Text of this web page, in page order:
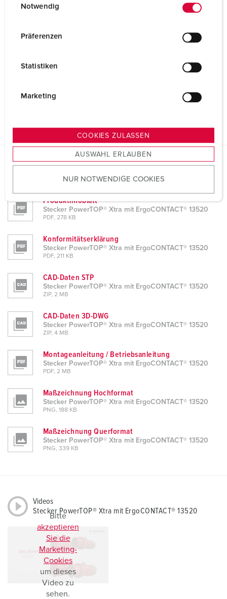
s
u
w
a
h
Notwendig
Präferenzen
Statistiken
Marketing
COOKIES ZULASSEN
AUSWAHL ERLAUBEN
NUR NOTWENDIGE COOKIES
Stecker PowerTOP® Xtra mit ErgoCONTACT® 13520
Produktinfoblatt
Stecker PowerTOP® Xtra mit ErgoCONTACT® 13520
PDF, 278 KB
Konformitätserklärung
Stecker PowerTOP® Xtra mit ErgoCONTACT® 13520
PDF, 211 KB
CAD-Daten STP
Stecker PowerTOP® Xtra mit ErgoCONTACT® 13520
ZIP, 2 MB
CAD-Daten 3D-DWG
Stecker PowerTOP® Xtra mit ErgoCONTACT® 13520
ZIP, 4 MB
Montageanleitung / Betriebsanleitung
Stecker PowerTOP® Xtra mit ErgoCONTACT® 13520
PDF, 2 MB
Maßzeichnung Hochformat
Stecker PowerTOP® Xtra mit ErgoCONTACT® 13520
PNG, 188 KB
Maßzeichnung Querformat
Stecker PowerTOP® Xtra mit ErgoCONTACT® 13520
PNG, 339 KB
Videos
Stecker PowerTOP® Xtra mit ErgoCONTACT® 13520
Bitte
akzeptieren
Sie die
Marketing-
Cookies
um dieses
Video zu
sehen.